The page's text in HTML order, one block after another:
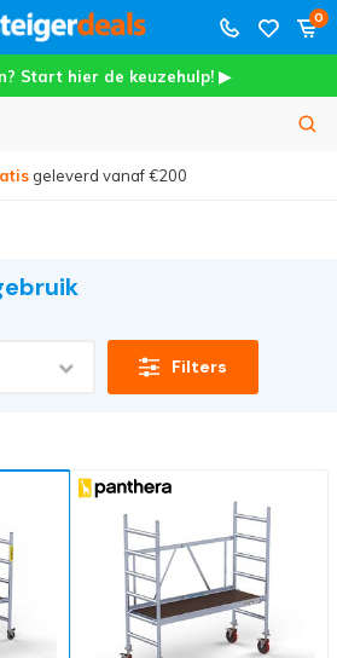
0
Start hier de keuzehulp! ▶
vanaf €200
Filters